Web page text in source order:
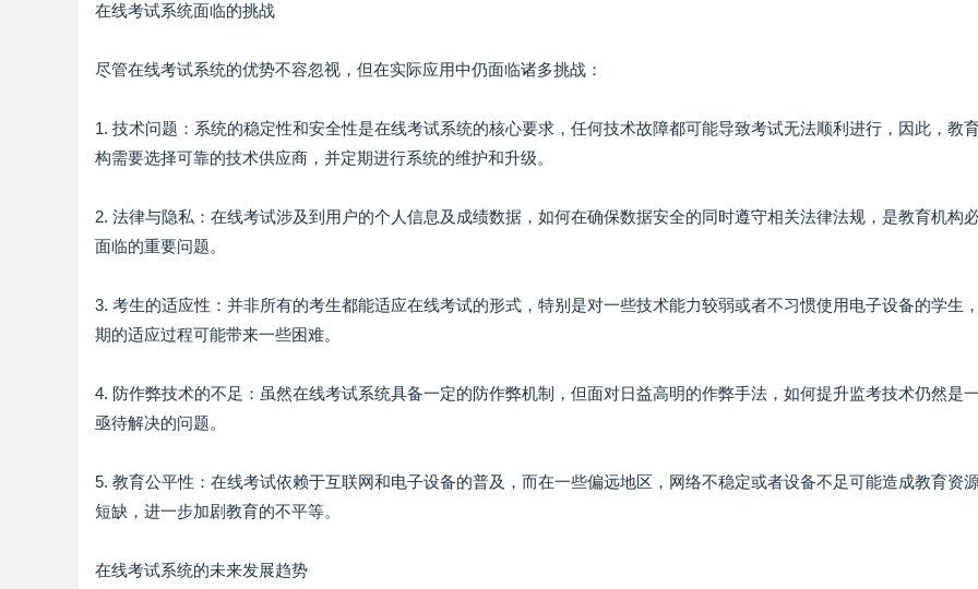
在线考试系统面临的挑战
尽管在线考试系统的优势不容忽视，但在实际应用中仍面临诸多挑战：
1. 技术问题：系统的稳定性和安全性是在线考试系统的核心要求，任何技术故障都可能导致考试无法顺利进行，因此，教
构需要选择可靠的技术供应商，并定期进行系统的维护和升级。
2. 法律与隐私：在线考试涉及到用户的个人信息及成绩数据，如何在确保数据安全的同时遵守相关法律法规，是教育机构
面临的重要问题。
3. 考生的适应性：并非所有的考生都能适应在线考试的形式，特别是对一些技术能力较弱或者不习惯使用电子设备的学生
期的适应过程可能带来一些困难。
4. 防作弊技术的不足：虽然在线考试系统具备一定的防作弊机制，但面对日益高明的作弊手法，如何提升监考技术仍然是
亟待解决的问题。
5. 教育公平性：在线考试依赖于互联网和电子设备的普及，而在一些偏远地区，网络不稳定或者设备不足可能造成教育资
短缺，进一步加剧教育的不平等。
在线考试系统的未来发展趋势